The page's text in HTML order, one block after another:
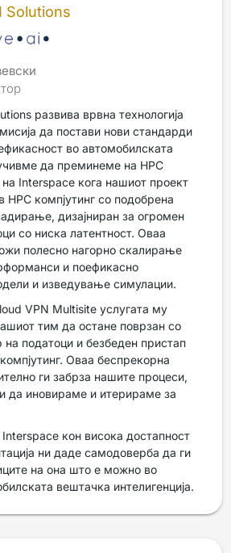
Solutions
развива врвна технологија
да постави нови стандарди
во автомобилската
да преминеме на HPC
на Interspace кога нашиот проект
компјутинг со подобрена
дизајниран за огромен
со ниска латентност. Оваа
полесно нагорно скалирање
и поефикасно
и изведување симулации.
VPN Multisite услугата му
тим да остане поврзан со
податоци и безбеден пристап
Оваа беспрекорна
ги забрза нашите процеси,
да иновираме и итерираме за
кон висока достапност
ни даде самодоверба да ги
на она што е можно во
вештачка интелигенција.